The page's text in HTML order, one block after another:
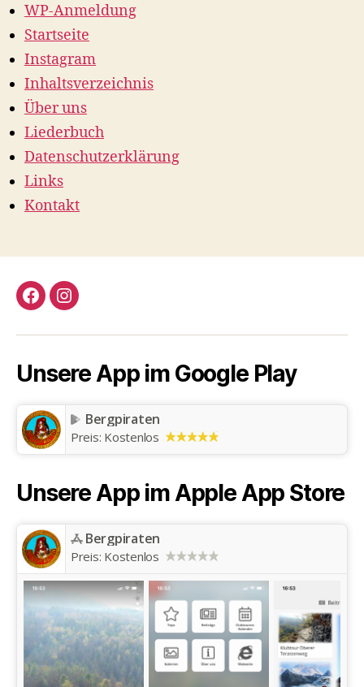
WP-Anmeldung
Startseite
Instagram
Inhaltsverzeichnis
Über uns
Liederbuch
Datenschutzerklärung
Links
Kontakt
FacebookInstagram
Unsere App im Google Play
Bergpiraten
Preis: Kostenlos
Unsere App im Apple App Store
Bergpiraten
Preis: Kostenlos